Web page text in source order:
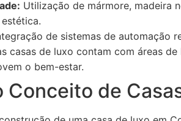
Utilização de mármore, madeira
de sistemas de automação
casas de luxo contam com áreas
o bem-estar.
Conceito de